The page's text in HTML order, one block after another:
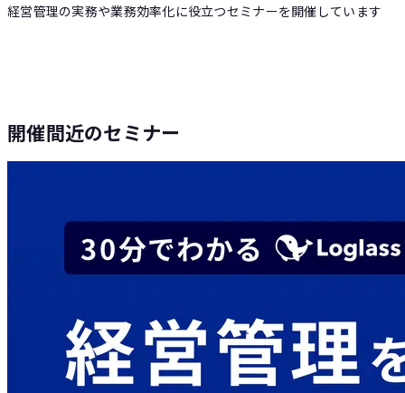
経営管理の実務や業務効率化に役立つセミナーを開催しています
開催間近のセミナー